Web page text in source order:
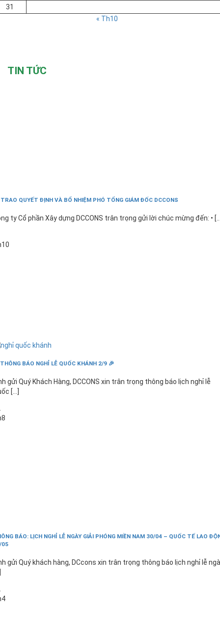
31
« Th10
TIN TỨC
TRAO QUYẾT ĐỊNH VÀ BỔ NHIỆM PHÓ TỔNG GIÁM ĐỐC DCCONS
ty Cổ phần Xây dựng DCCONS trân trọng gửi lời chúc mừng đến: •
BÁO NGHỈ LỄ QUỐC KHÁNH 2/9 🎉
gửi Quý Khách Hàng, DCCONS xin trân trọng thông báo lịch nghỉ lễ
[...]
BÁO: LỊCH NGHỈ LỄ NGÀY GIẢI PHÓNG MIỀN NAM 30/04 – QUỐC TẾ LAO
05
gửi Quý khách hàng, DCcons xin trân trọng thông báo lịch nghỉ lễ